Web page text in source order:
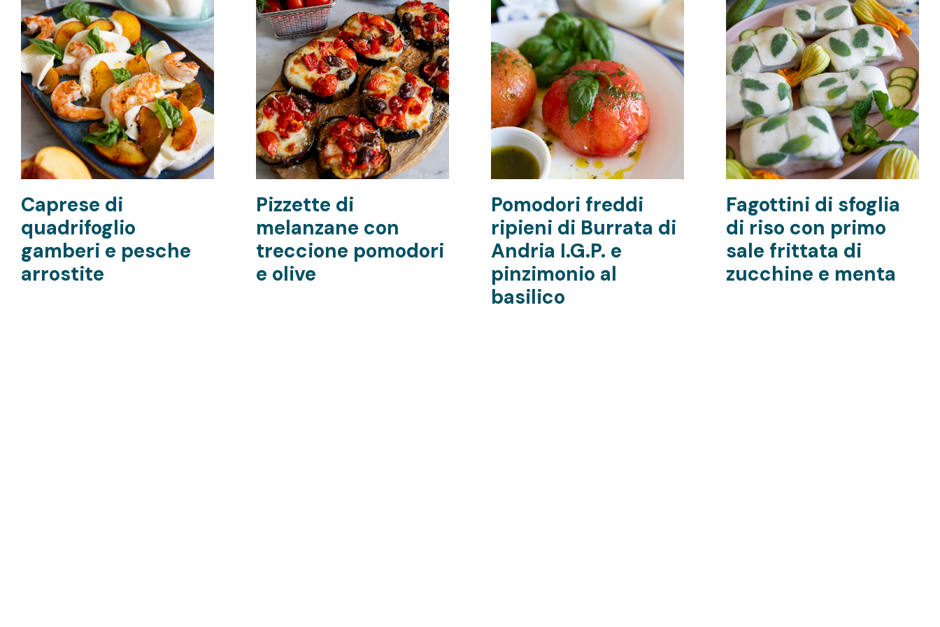
Caprese di
quadrifoglio
gamberi e pesche
arrostite
Pizzette di
melanzane con
treccione pomodori
e olive
Pomodori freddi
ripieni di Burrata di
Andria I.G.P. e
pinzimonio al
basilico
Fagottini di sfoglia
di riso con primo
sale frittata di
zucchine e menta